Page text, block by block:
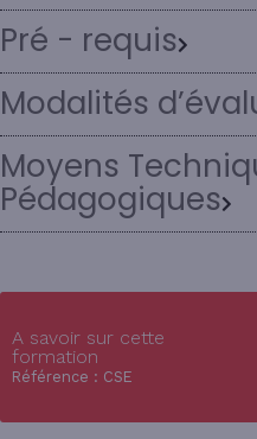
Pré - requis
Modalités
Moyens
Pédagogiques
A savoir sur cette
formation
Référence : CSE